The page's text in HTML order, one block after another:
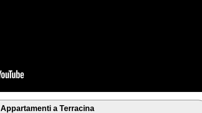
Appartamenti a Terracina